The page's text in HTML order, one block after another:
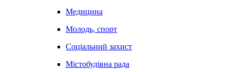
Медицина
Молодь, спорт
Соціальний захист
Містобудівна рада